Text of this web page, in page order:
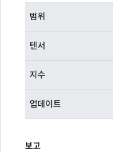
범위
텐서
지수
업데이트
보고